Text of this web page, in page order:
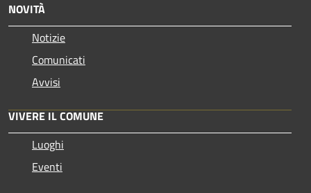
NOVITÀ
Notizie
Comunicati
Avvisi
VIVERE IL COMUNE
Luoghi
Eventi